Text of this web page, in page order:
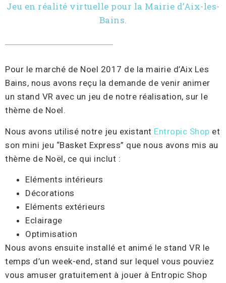
Jeu en réalité virtuelle pour la Mairie d’Aix-les-
Bains.
Pour le marché de Noel 2017 de la mairie d’Aix Les
Bains, nous avons reçu la demande de venir animer
un stand VR avec un jeu de notre réalisation, sur le
thème de Noel.
Nous avons utilisé notre jeu existant Entropic Shop et
son mini jeu “Basket Express” que nous avons mis au
thème de Noël, ce qui inclut :
Eléments intérieurs
Décorations
Eléments extérieurs
Eclairage
Optimisation
Nous avons ensuite installé et animé le stand VR le
temps d’un week-end, stand sur lequel vous pouviez
vous amuser gratuitement à jouer à Entropic Shop